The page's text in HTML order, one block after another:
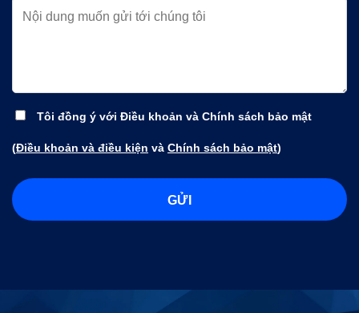
Tôi đồng ý với Điều khoản và Chính sách bảo mật
(Điều khoản và điều kiện và Chính sách bảo mật)